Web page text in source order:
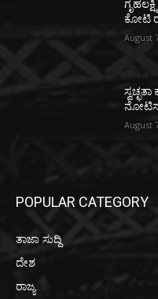
ಕೋಟಿ
August
August
POPULAR CATEGORY
ತಾಜಾ ಸುದ್ದಿ
ದೇಶ
ರಾಜ್ಯ